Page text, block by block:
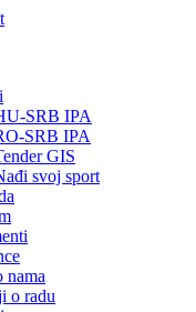
SRB IPA
SRB IPA
GIS
svoj sport
nama
o radu